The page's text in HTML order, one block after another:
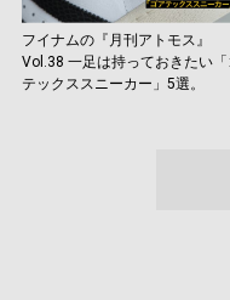
フイナムの『月刊アトモス』
Vol.38 一足は持っておきたい「
テックススニーカー」5選。